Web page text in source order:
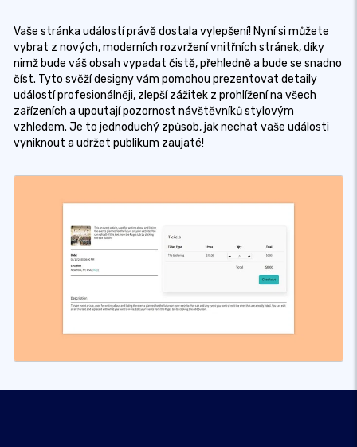
Vaše stránka událostí právě dostala vylepšení! Nyní si můžete
vybrat z nových, moderních rozvržení vnitřních stránek, díky
nimž bude váš obsah vypadat čistě, přehledně a bude se snadno
číst. Tyto svěží designy vám pomohou prezentovat detaily
událostí profesionálněji, zlepší zážitek z prohlížení na všech
zařízeních a upoutají pozornost návštěvníků stylovým
vzhledem. Je to jednoduchý způsob, jak nechat vaše události
vyniknout a udržet publikum zaujaté!